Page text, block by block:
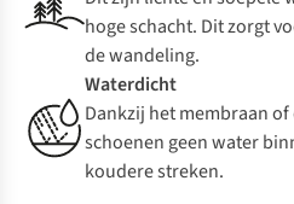
hoge schacht. Dit zorgt
de wandeling.
Waterdicht
Dankzij het membraan
schoenen geen water
koudere streken.